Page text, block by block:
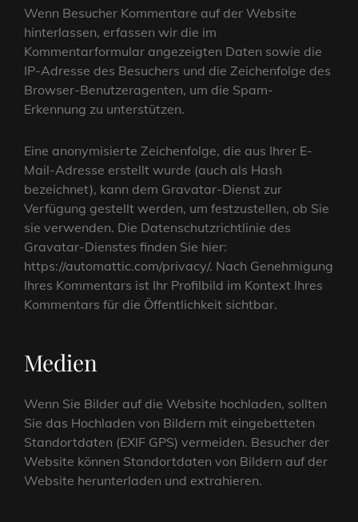
Wenn Besucher Kommentare auf der Website
hinterlassen, erfassen wir die im
Kommentarformular angezeigten Daten sowie die
IP-Adresse des Besuchers und die Zeichenfolge des
Browser-Benutzeragenten, um die Spam-
Erkennung zu unterstützen.
Eine anonymisierte Zeichenfolge, die aus Ihrer E-
Mail-Adresse erstellt wurde (auch als Hash
bezeichnet), kann dem Gravatar-Dienst zur
Verfügung gestellt werden, um festzustellen, ob Sie
sie verwenden. Die Datenschutzrichtlinie des
Gravatar-Dienstes finden Sie hier:
https://automattic.com/privacy/. Nach Genehmigung
Ihres Kommentars ist Ihr Profilbild im Kontext Ihres
Kommentars für die Öffentlichkeit sichtbar.
Medien
Wenn Sie Bilder auf die Website hochladen, sollten
Sie das Hochladen von Bildern mit eingebetteten
Standortdaten (EXIF GPS) vermeiden. Besucher der
Website können Standortdaten von Bildern auf der
Website herunterladen und extrahieren.